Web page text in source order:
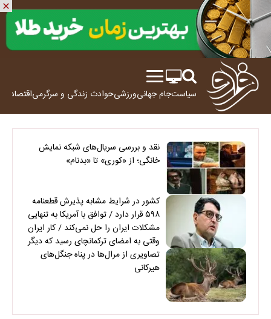
سیاستجام جهانیورزشیحوادث زندگی و سرگرمیاقتصاد
نقد و بررسی سریال‌های شبکه نمایش
خانگی؛ از «کوری» تا «بدنام»
کشور در شرایط مشابه پذیرش قطعنامه
۵۹۸ قرار دارد / توافق با آمریکا به تنهایی
مشکلات ایران را حل نمی‌کند / کار ایران
وقتی به امضای ترکمانچای رسید که دیگر
چاره‌ای نبود
تصاویری از مرال‌ها در پناه جنگل‌های
هیرکانی